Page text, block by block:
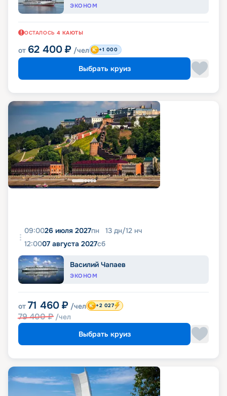
ЭКОНОМ
ОСТАЛОСЬ 4 КАЮТЫ
от 62 400 ₽ /чел +1 000
Выбрать круиз
09:0026 июля 2027пн 13 дн/12 нч
12:0007 августа 2027сб
Василий Чапаев
ЭКОНОМ
от 71 460 ₽ /чел
79 400₽ /чел
+2 027
Выбрать круиз